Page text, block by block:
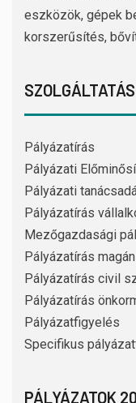
eszközök, gépek
korszerűsítés,
Pályázatírás
Pályázati
Pályázati
Pályázatírás
Mezőgazdasági
Pályázatírás
Pályázatírás civil
Pályázatírás
Pályázatfigyelés
Specifikus
PÁLYÁZATOK